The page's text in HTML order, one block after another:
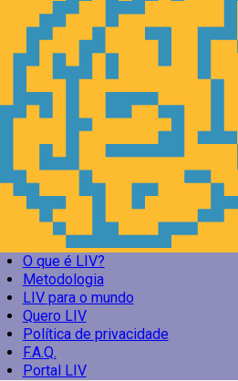
O que é LIV?
Metodologia
LIV para o mundo
Quero LIV
Política de privacidade
F.A.Q.
Portal LIV